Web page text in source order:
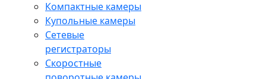
Компактные камеры
Купольные камеры
Сетевые
регистраторы
Скоростные